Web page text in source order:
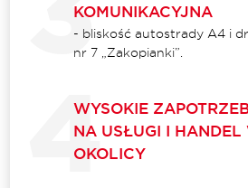
KOMUNIKACYJNA
- bliskość autostrady A4 i
nr 7 „Zakopianki”.
WYSOKIE
NA USŁUGI I HANDEL
OKOLICY